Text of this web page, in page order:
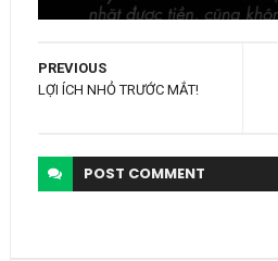
PREVIOUS
LỢI ÍCH NHỎ TRƯỚC MẮT!
POST COMMENT